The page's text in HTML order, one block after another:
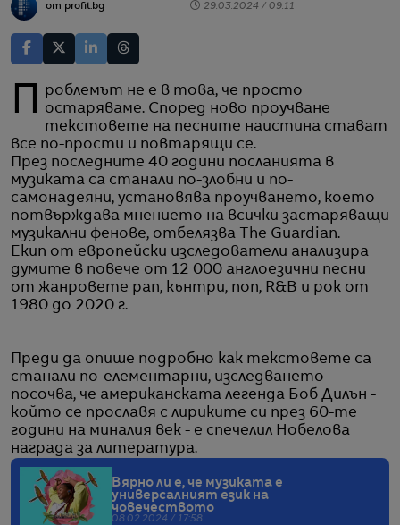
от profit.bg 29.03.2024 / 09:11
Проблемът не е в това, че просто
остаряваме. Според ново проучване
текстовете на песните наистина стават
все по-прости и повтарящи се.
През последните 40 години посланията в
музиката са станали по-злобни и по-
самонадеяни, установява проучването, което
потвърждава мнението на всички застаряващи
музикални фенове, отбелязва The Guardian.
Екип от европейски изследователи анализира
думите в повече от 12 000 англоезични песни
oт жанровете рап, кънтри, поп, R&B и рок от
1980 до 2020 г.
Преди да опише подробно как текстовете са
станали по-елементарни, изследването
посочва, че американската легенда Боб Дилън -
който се прославя с лириките си през 60-те
години на миналия век - е спечелил Нобелова
награда за литература.
Вярно ли е, че музиката е
универсалният език на
човечеството
08.02.2024 / 17:58